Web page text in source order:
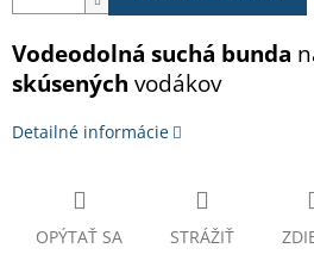
Vodeodolná suchá bunda
skúsených vodákov
Detailné informácie
OPÝTAŤ SA STRÁŽIŤ